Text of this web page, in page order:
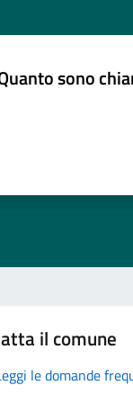
sono
il comune
le domande